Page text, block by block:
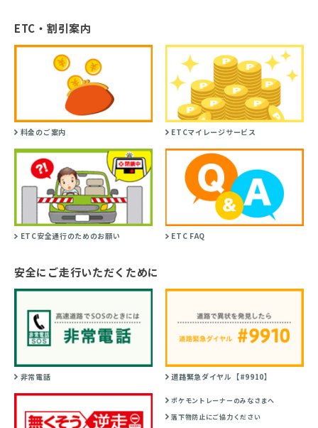
ETC・割引案内
料金のご案内 ETCマイレージサービス
ETC安全通行のためのお願い ETC FAQ
安全にご走行いただくために
非常電話 道路緊急ダイヤル【#9910】
ポケモントレーナーのみなさまへ
落下物防止にご協力ください